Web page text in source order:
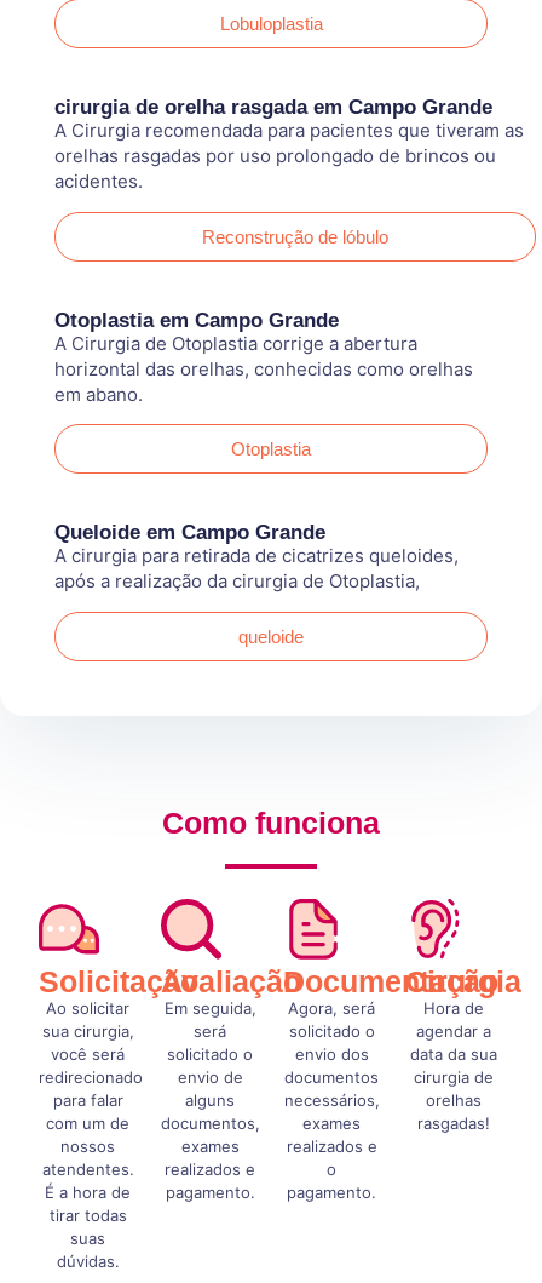
Lobuloplastia
cirurgia de orelha rasgada em Campo Grande
A Cirurgia recomendada para pacientes que tiveram as
orelhas rasgadas por uso prolongado de brincos ou
acidentes.
Reconstrução de lóbulo
Otoplastia em Campo Grande
A Cirurgia de Otoplastia corrige a abertura
horizontal das orelhas, conhecidas como orelhas
em abano.
Otoplastia
Queloide em Campo Grande
A cirurgia para retirada de cicatrizes queloides,
após a realização da cirurgia de Otoplastia,
queloide
Como funciona
Solicitação
Ao solicitar
sua cirurgia,
você será
redirecionado
para falar
com um de
nossos
atendentes.
É a hora de
tirar todas
suas
dúvidas.
Avaliação
Em seguida,
será
solicitado o
envio de
alguns
documentos,
exames
realizados e
pagamento.
Documentação
Agora, será
solicitado o
envio dos
documentos
necessários,
exames
realizados e
o
pagamento.
Cirurgia
Hora de
agendar a
data da sua
cirurgia de
orelhas
rasgadas!